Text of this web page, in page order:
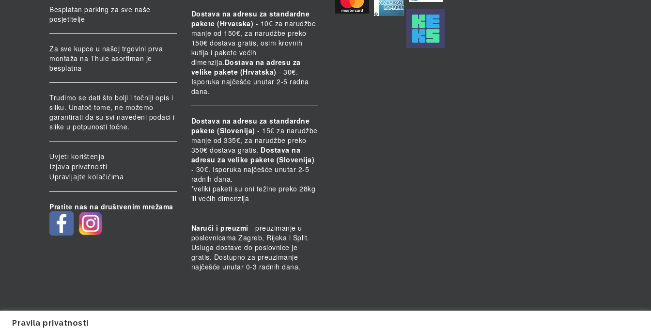
Besplatan parking za sve naše
posjetitelje
Za sve kupce u našoj trgovini prva
montaža na Thule asortiman je
besplatna
Trudimo se dati što bolji i točniji opis i
sliku. Unatoč tome, ne možemo
garantirati da su svi navedeni podaci i
slike u potpunosti točne.
Uvjeti korištenja
Izjava privatnosti
Upravljajte kolačićima
Pratite nas na društvenim mrežama
Dostava na adresu za standardne
pakete (Hrvatska) - 10€ za narudžbe
manje od 150€, za narudžbe preko
150€ dostava gratis, osim krovnih
kutija i pakete većih
dimenzija.Dostava na adresu za
velike pakete (Hrvatska) - 30€.
Isporuka najčešće unutar 2-5 radna
dana.
Dostava na adresu za standardne
pakete (Slovenija) - 15€ za narudžbe
manje od 335€, za narudžbe preko
350€ dostava gratis. Dostava na
adresu za velike pakete (Slovenija)
- 30€. Isporuka najčešće unutar 2-5
radnih dana.
*veliki paketi su oni težine preko 28kg
ili većih dimenzija
Naruči i preuzmi - preuzimanje u
poslovnicama Zagreb, Rijeka i Split.
Usluga dostave do poslovnice je
gratis. Dostupno za preuzimanje
najčešće unutar 0-3 radnih dana.
Pravila privatnosti